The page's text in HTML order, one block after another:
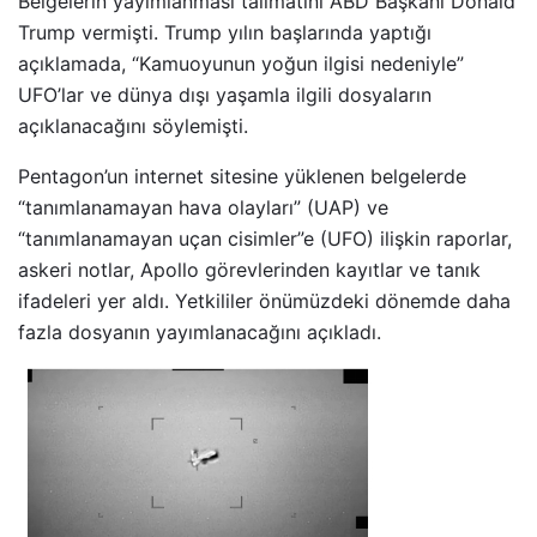
Trump vermişti. Trump yılın başlarında yaptığı
açıklamada, “Kamuoyunun yoğun ilgisi nedeniyle”
UFO’lar ve dünya dışı yaşamla ilgili dosyaların
açıklanacağını söylemişti.
Pentagon’un internet sitesine yüklenen belgelerde
“tanımlanamayan hava olayları” (UAP) ve
“tanımlanamayan uçan cisimler”e (UFO) ilişkin raporlar,
askeri notlar, Apollo görevlerinden kayıtlar ve tanık
ifadeleri yer aldı. Yetkililer önümüzdeki dönemde daha
fazla dosyanın yayımlanacağını açıkladı.